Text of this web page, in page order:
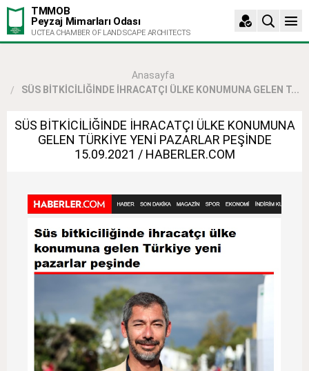
TMMOB
Peyzaj Mimarları Odası
UCTEA CHAMBER OF LANDSCAPE ARCHITECTS
Anasayfa
SÜS BİTKİCİLİĞİNDE İHRACATÇI ÜLKE KONUMUNA GELEN T...
SÜS BİTKİCİLİĞİNDE İHRACATÇI ÜLKE KONUMUNA
GELEN TÜRKİYE YENİ PAZARLAR PEŞİNDE
15.09.2021 / HABERLER.COM